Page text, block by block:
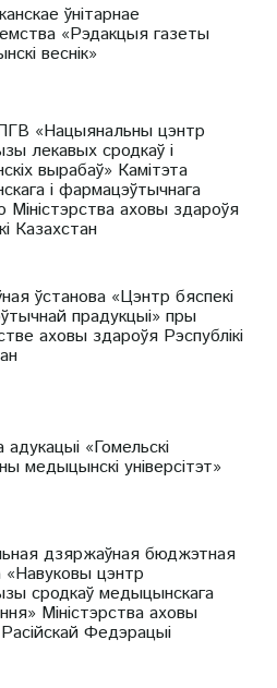
ўнітарнае
«Рэдакцыя газеты
веснік»
«Нацыянальны цэнтр
лекавых сродкаў і
вырабаў» Камітэта
і фармацэўтычнага
Міністэрства аховы здароўя
Казахстан
ўстанова «Цэнтр бяспекі
прадукцыі» пры
аховы здароўя Рэспублікі
«Гомельскі
медыцынскі універсітэт»
дзяржаўная бюджэтная
«Навуковы цэнтр
сродкаў медыцынскага
Міністэрства аховы
Федэрацыі